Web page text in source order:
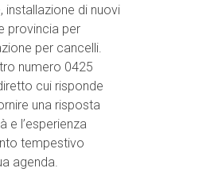
installazione di nuovi
provincia per
per cancelli.
numero 0425
cui risponde
una risposta
e l’esperienza
tempestivo
agenda.